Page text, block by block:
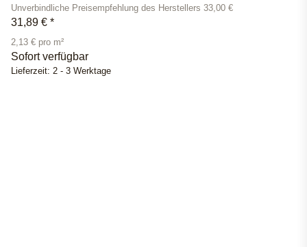
Unverbindliche Preisempfehlung des Herstellers 33,00 €
31,89 € *
2,13 € pro m²
Sofort verfügbar
Lieferzeit: 2 - 3 Werktage